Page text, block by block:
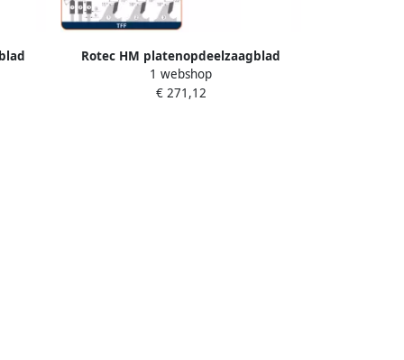
Rotec HM platenopdeelzaagblad
ø450x4 8x80mm Z=72 TFF 5547150
1 webshop
€ 271,12